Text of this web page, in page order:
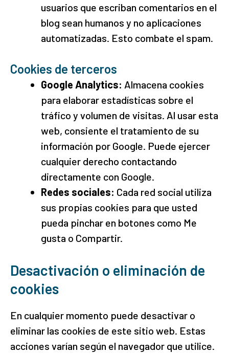
usuarios que escriban comentarios en el
blog sean humanos y no aplicaciones
automatizadas. Esto combate el spam.
Cookies de terceros
Google Analytics: Almacena cookies
para elaborar estadísticas sobre el
tráfico y volumen de visitas. Al usar esta
web, consiente el tratamiento de su
información por Google. Puede ejercer
cualquier derecho contactando
directamente con Google.
Redes sociales: Cada red social utiliza
sus propias cookies para que usted
pueda pinchar en botones como Me
gusta o Compartir.
Desactivación o eliminación de
cookies
En cualquier momento puede desactivar o
eliminar las cookies de este sitio web. Estas
acciones varían según el navegador que utilice.